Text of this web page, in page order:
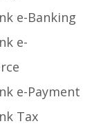
e-Banking
e-
e-Payment
Tax